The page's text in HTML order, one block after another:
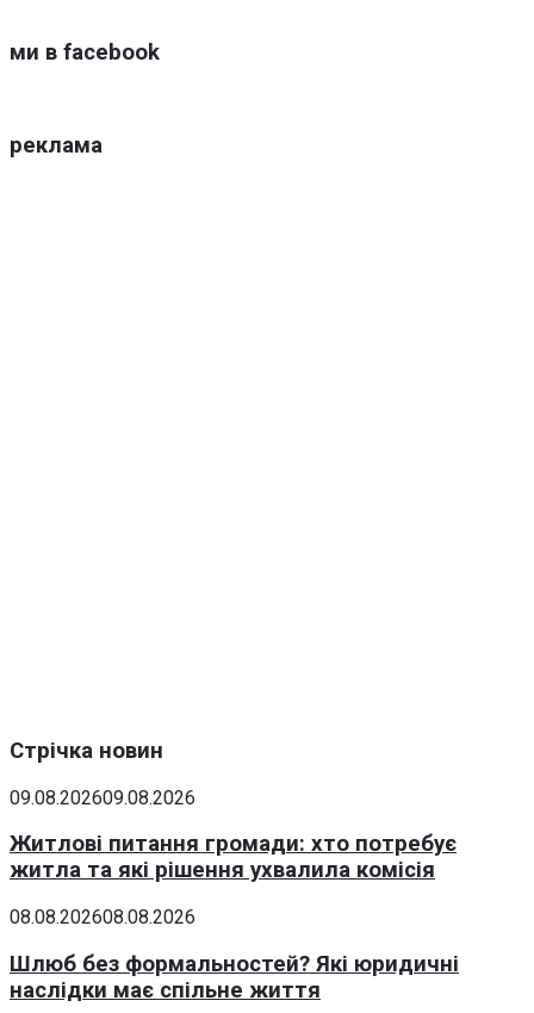
ми в facebook
реклама
Стрічка новин
09.08.202609.08.2026
Житлові питання громади: хто потребує
житла та які рішення ухвалила комісія
08.08.202608.08.2026
Шлюб без формальностей? Які юридичні
наслідки має спільне життя